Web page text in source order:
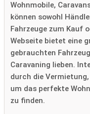
Wohnmobile,
können sowohl
Fahrzeuge zum Kauf
Webseite bietet eine
gebrauchten
Caravaning lieben.
durch die
um das perfekte
zu finden.